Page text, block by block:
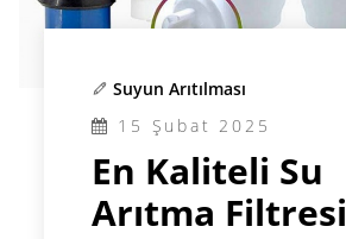
Suyun Arıtılması
15 Şubat 2025
En Kaliteli Su
Arıtma Filtresi